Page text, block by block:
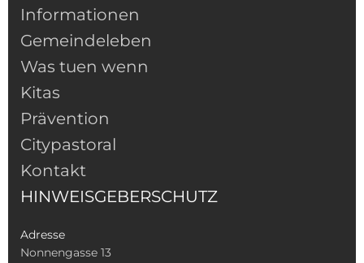
Informationen
Gemeindeleben
Was tuen wenn
Kitas
Prävention
Citypastoral
Kontakt
HINWEISGEBERSCHUTZ
Adresse
Nonnengasse 13